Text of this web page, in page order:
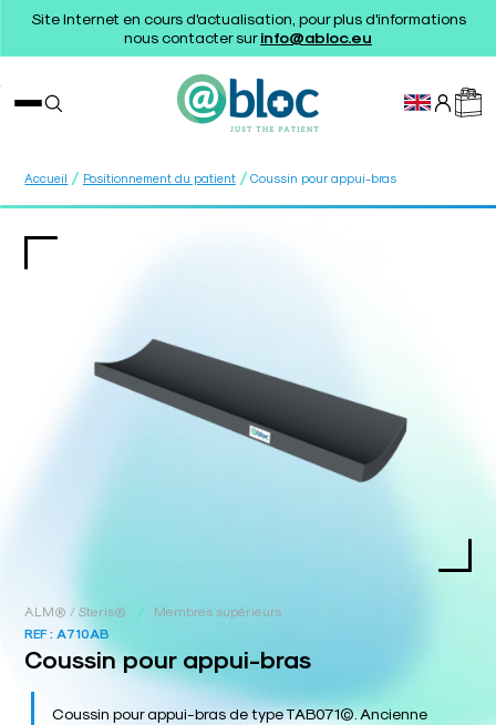
Site Internet en cours d'actualisation, pour plus d'informations
nous contacter surinfo@abloc.eu
Accueil / Positionnement du patient / Coussin pour appui-bras
ALM® / Steris® /
Membres supérieurs
REF : A710AB
Coussin pour appui-bras
Coussin pour appui-bras de type TAB071©. Ancienne